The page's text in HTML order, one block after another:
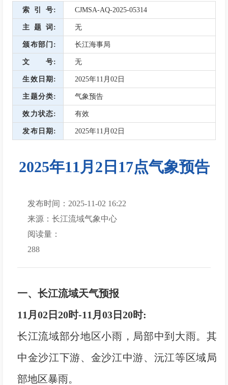
索引号 CJMSA-AQ-2025-05314
主题词 无
颁布部门 长江海事局
文号 无
生效日期 2025年11月02日
主题分类 气象预告
效力状态 有效
发布日期 2025年11月02日
2025年11月2日17点气象预告
发布时间：2025-11-02 16:22
来源：长江流域气象中心
阅读量：
288
一、长江流域天气预报
11月02日20时-11月03日20时:
长江流域部分地区小雨，局部中到大雨。其
中金沙江下游、金沙江中游、沅江等区域局
部地区暴雨。